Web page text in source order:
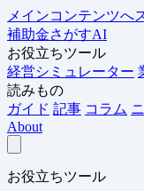
メインコンテンツへ
補助金さがすAI
お役立ちツール
経営シミュレーター
読みもの
ガイド 記事 コラム
About
お役立ちツール